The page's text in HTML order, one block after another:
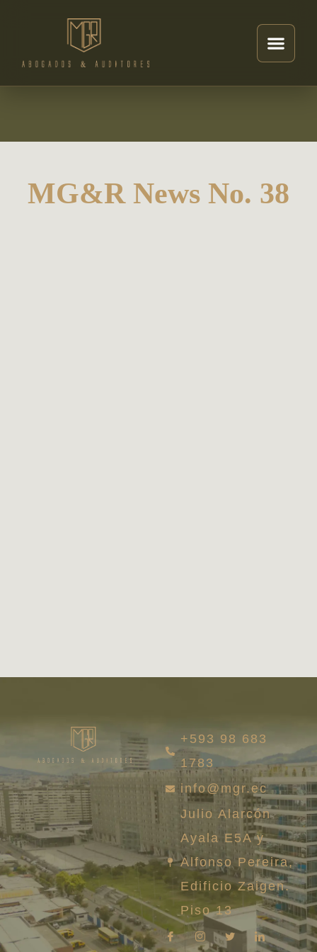
MG&R News No. 38
+593 98 683
1783
info@mgr.ec
Julio Alarcón
Ayala E5A y
Alfonso Pereira,
Edificio Zaigen.
Piso 13